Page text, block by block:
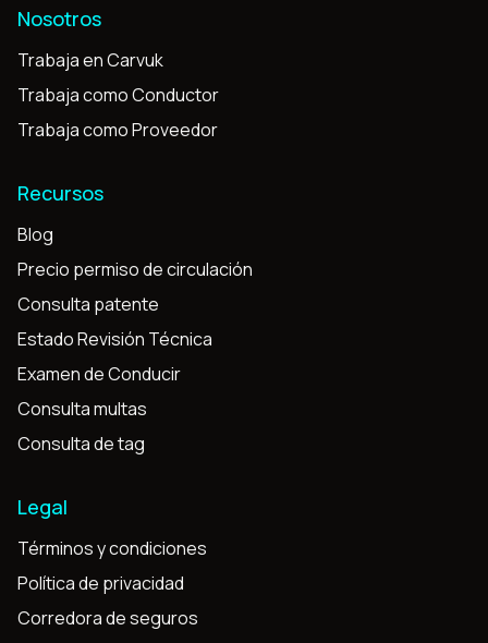
Nosotros
Trabaja en Carvuk
Trabaja como Conductor
Trabaja como Proveedor
Recursos
Blog
Precio permiso de circulación
Consulta patente
Estado Revisión Técnica
Examen de Conducir
Consulta multas
Consulta de tag
Legal
Términos y condiciones
Política de privacidad
Corredora de seguros